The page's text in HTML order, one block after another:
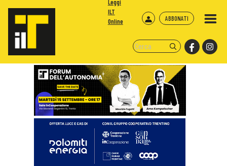
ABBONATI
Leggi
ILT
Online